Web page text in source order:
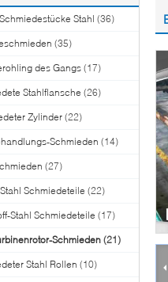
Stahl (36)
(35)
des Gangs (17)
Stahlflansche (26)
Zylinder(22)
Schmieden (14)
(27)
Schmiedeteile (22)
Stahl Schmiedeteile (17)
Schmieden(21)
Stahl Rollen (10)